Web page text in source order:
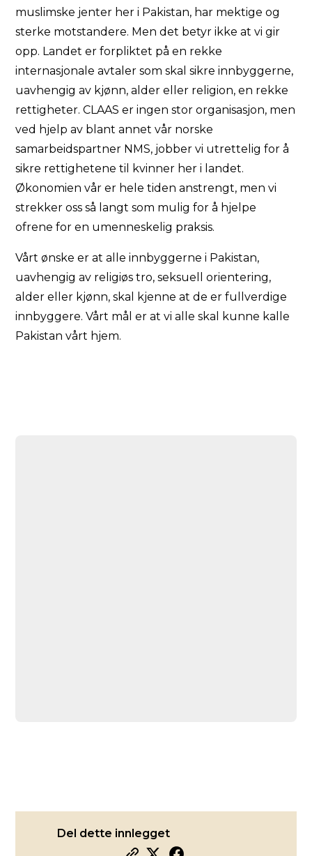
muslimske jenter her i Pakistan, har mektige og
sterke motstandere. Men det betyr ikke at vi gir
opp. Landet er forpliktet på en rekke
internasjonale avtaler som skal sikre innbyggerne,
uavhengig av kjønn, alder eller religion, en rekke
rettigheter. CLAAS er ingen stor organisasjon, men
ved hjelp av blant annet vår norske
samarbeidspartner NMS, jobber vi utrettelig for å
sikre rettighetene til kvinner her i landet.
Økonomien vår er hele tiden anstrengt, men vi
strekker oss så langt som mulig for å hjelpe
ofrene for en umenneskelig praksis.
Vårt ønske er at alle innbyggerne i Pakistan,
uavhengig av religiøs tro, seksuell orientering,
alder eller kjønn, skal kjenne at de er fullverdige
innbyggere. Vårt mål er at vi alle skal kunne kalle
Pakistan vårt hjem.
Del dette innlegget